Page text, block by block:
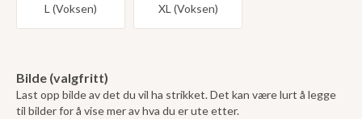
L (Voksen) XL (Voksen)
Bilde (valgfritt)
Last opp bilde av det du vil ha strikket. Det kan være lurt å legge
til bilder for å vise mer av hva du er ute etter.